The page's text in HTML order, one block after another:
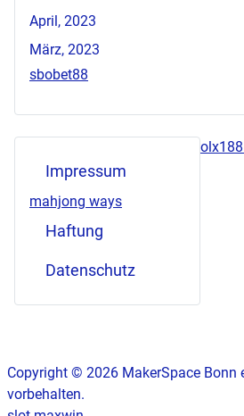
April, 2023
März, 2023
sbobet88
Impressum
mahjong ways
Haftung
Datenschutz
Copyright © 2026 MakerSpace Bonn
vorbehalten.